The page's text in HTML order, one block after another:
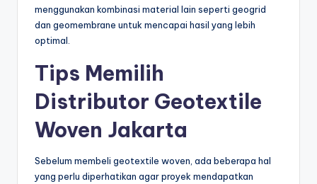
menggunakan kombinasi material lain seperti geogrid
dan geomembrane untuk mencapai hasil yang lebih
optimal.
Tips Memilih
Distributor Geotextile
Woven Jakarta
Sebelum membeli geotextile woven, ada beberapa hal
yang perlu diperhatikan agar proyek mendapatkan